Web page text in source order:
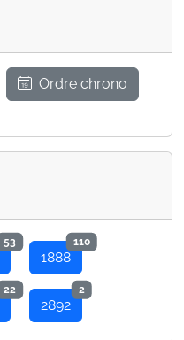
Ordre chrono
53
1888
110
22
2892
2